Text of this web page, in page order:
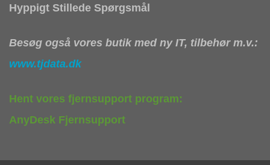
Hyppigt Stillede Spørgsmål
Besøg også vores butik med ny IT, tilbehør m.v.:
www.tjdata.dk
Hent vores fjernsupport program:
AnyDesk Fjernsupport